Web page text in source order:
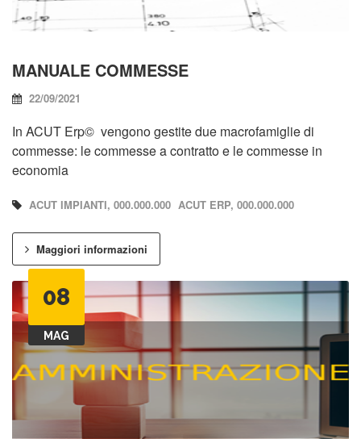
MANUALE COMMESSE
22/09/2021
In ACUT Erp© vengono gestite due macrofamiglie di
commesse: le commesse a contratto e le commesse in
economia
ACUT IMPIANTI, 000.000.000 ACUT ERP, 000.000.000
Maggiori informazioni
08
MAG